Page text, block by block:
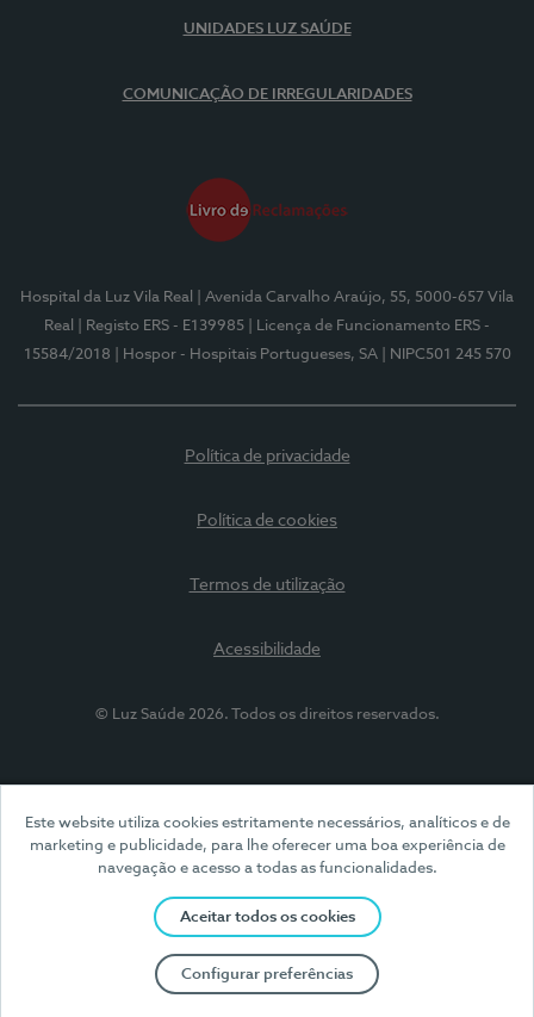
Este website utiliza cookies estritamente necessários, analíticos e de
marketing e publicidade, para lhe oferecer uma boa experiência de
navegação e acesso a todas as funcionalidades.
Aceitar todos os cookies
Configurar preferências
UNIDADES LUZ SAÚDE
COMUNICAÇÃO DE IRREGULARIDADES
Hospital da Luz Vila Real
| Avenida Carvalho Araújo, 55, 5000-657 Vila
Real
| Registo ERS - E139985
| Licença de Funcionamento ERS -
15584/2018
| Hospor - Hospitais Portugueses, SA | NIPC501 245 570
Política de privacidade
Política de cookies
Termos de utilização
Acessibilidade
© Luz Saúde 2026. Todos os direitos reservados.